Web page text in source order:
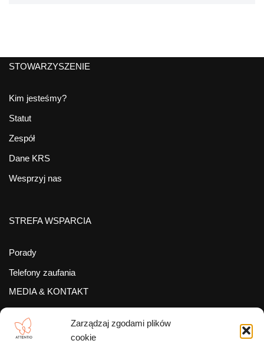
Zarządzaj zgodami plików
cookie
STOWARZYSZENIE
Kim jesteśmy?
Statut
Zespół
Dane KRS
Wesprzyj nas
STREFA WSPARCIA
Porady
Telefony zaufania
MEDIA & KONTAKT
Media o nas